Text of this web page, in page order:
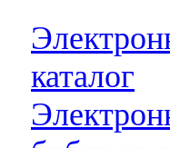
каталог